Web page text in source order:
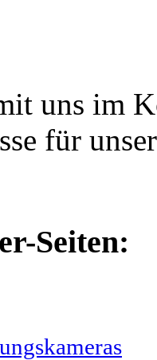
uns im
für
Seiten: